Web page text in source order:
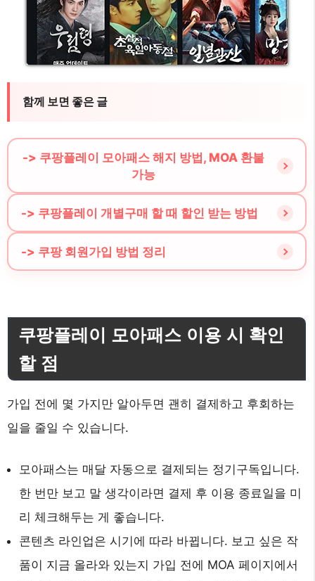
함께 보면 좋은 글
-> 쿠팡플레이 모아패스 해지 방법, MOA 환불
가능
-> 쿠팡플레이 개별구매 할 때 할인 받는 방법
-> 쿠팡 회원가입 방법 정리
쿠팡플레이 모아패스 이용 시 확인
할 점
가입 전에 몇 가지만 알아두면 괜히 결제하고 후회하는
일을 줄일 수 있습니다.
모아패스는 매달 자동으로 결제되는 정기구독입니다.
한 번만 보고 말 생각이라면 결제 후 이용 종료일을 미
리 체크해두는 게 좋습니다.
콘텐츠 라인업은 시기에 따라 바뀝니다. 보고 싶은 작
품이 지금 올라와 있는지 가입 전에 MOA 페이지에서